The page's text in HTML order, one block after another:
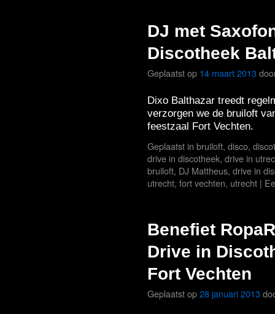
DJ met
Discotheek
Geplaatst op 14 maart 2013
Dixo Balthazar treedt
verzorgen we de bruiloft
feestzaal Fort Vechten.
Geplaatst in bruiloft, disco,
drive in discotheek, drive in
bruiloft, DJ Mattheus, drive in
utrecht, fort vechten, utrecht |
Benefiet
Drive in
Fort Vechten
Geplaatst op28 januari 2013